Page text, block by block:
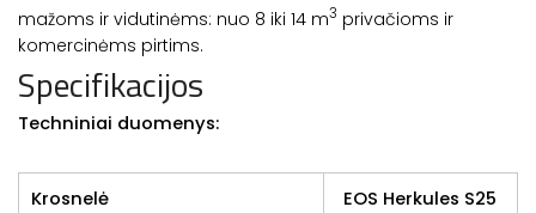
mažoms ir vidutinėms: nuo 8 iki 14 m3 privačioms ir
komercinėms pirtims.
Specifikacijos
Techniniai duomenys:
Krosnelė EOS Herkules S25